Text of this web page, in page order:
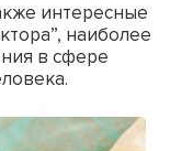
интересные
наиболее
в сфере